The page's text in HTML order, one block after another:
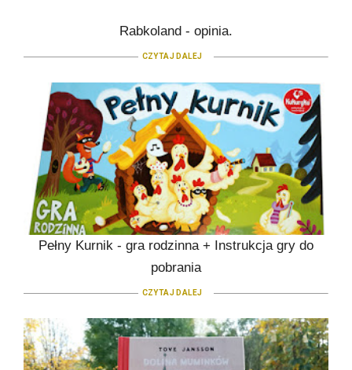
Rabkoland - opinia.
CZYTAJ DALEJ
Pełny Kurnik - gra rodzinna + Instrukcja gry do
pobrania
CZYTAJ DALEJ